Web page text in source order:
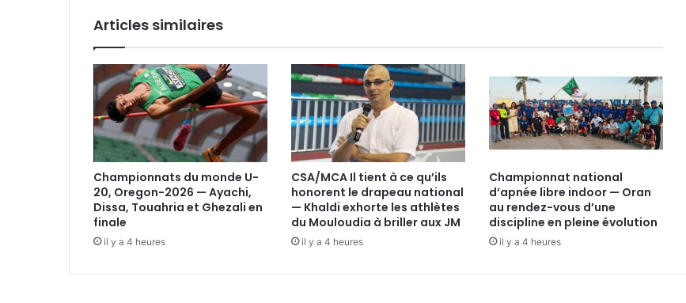
Articles similaires
Championnats du monde U-
20, Oregon-2026 — Ayachi,
Dissa, Touahria et Ghezali en
finale
il y a 4 heures
CSA/MCA Il tient à ce qu’ils
honorent le drapeau national
— Khaldi exhorte les athlètes
du Mouloudia à briller aux JM
il y a 4 heures
Championnat national
d’apnée libre indoor — Oran
au rendez-vous d’une
discipline en pleine évolution
il y a 4 heures